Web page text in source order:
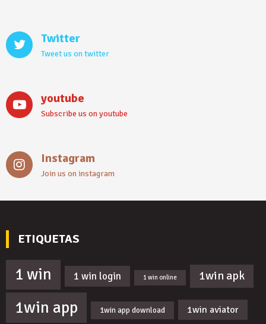
Twitter
Tweet us on twitter
youtube
Subscribe us on youtube
Instagram
Join us on instagram
ETIQUETAS
1 win 1 win login 1 win online 1win apk
1win app 1win app download 1win aviator